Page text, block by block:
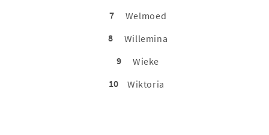
7
Welmoed
8
Willemina
9
Wieke
10
Wiktoria